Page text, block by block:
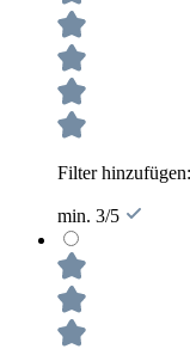
Filter
min. 3/5